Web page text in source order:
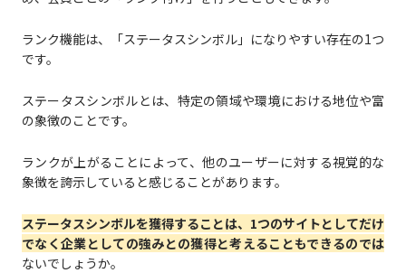
ランク機能は、「ステータスシンボル」になりやすい存在の1つ
です。
ステータスシンボルとは、特定の領域や環境における地位や富
の象徴のことです。
ランクが上がることによって、他のユーザーに対する視覚的な
象徴を誇示していると感じることがあります。
ステータスシンボルを獲得することは、1つのサイトとしてだけ
でなく企業としての強みとの獲得と考えることもできるのでは
ないでしょうか。